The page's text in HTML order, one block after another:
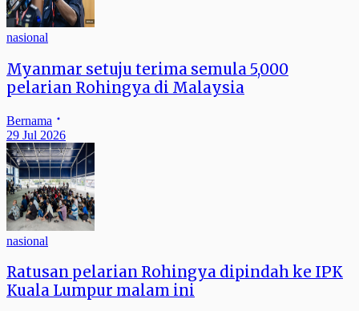
nasional
Myanmar setuju terima semula 5,000
pelarian Rohingya di Malaysia
Bernama
29 Jul 2026
nasional
Ratusan pelarian Rohingya dipindah ke IPK
Kuala Lumpur malam ini